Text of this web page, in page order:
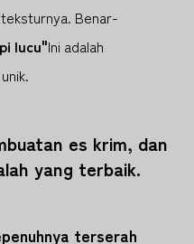
Benar-
lucu"Ini adalah
es krim, dan
yang terbaik.
terserah